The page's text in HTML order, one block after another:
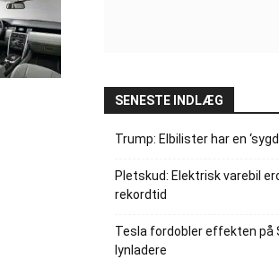
SENESTE INDLÆG
Trump: Elbilister har en
Pletskud: Elektrisk varebil
rekordtid
Tesla fordobler effekten på
lynladere